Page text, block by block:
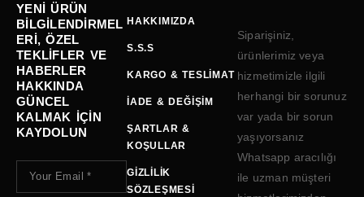
YENI ÜRÜN
BILGILENDIRMEL
ERI, ÖZEL
TEKLIFLER VE
HABERLER
HAKKINDA
GÜNCEL
KALMAK IÇIN
KAYDOLUN
HAKKIMIZDA
S.S.S
KARGO & TESLIMAT
İADE & DEĞIŞIM
ŞARTLAR &
KOŞULLAR
GIZLILIK
SÖZLEŞMESI
Siparişiniz,
ürünlerimiz veya
hizmetimizle ilgili
herhangi bir sorunuz
var yada bir sorun
yaşıyorsanız
Whatsapp aracılığı
ile uzman müşteri